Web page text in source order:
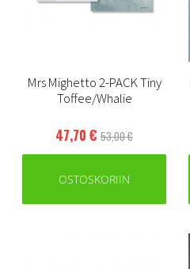
Mrs Mighetto 2-PACK Tiny
Toffee/Whalie
47,70 € 53,00 €
OSTOSKORIIN